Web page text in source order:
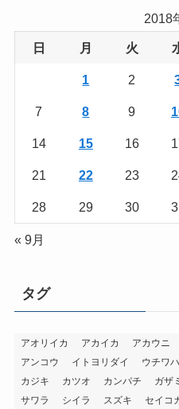
2018
日 月 火
1 2
7 8 9
14 15 16
21 22 23
28 29 30
« 9月
タグ
アオリイカ アカイカ アカウニ
アンコウ
イトヨリダイ ウチワ
カジキ
カツオ カンパチ ガザミ
サワラ
シイラ スズキ セイコ